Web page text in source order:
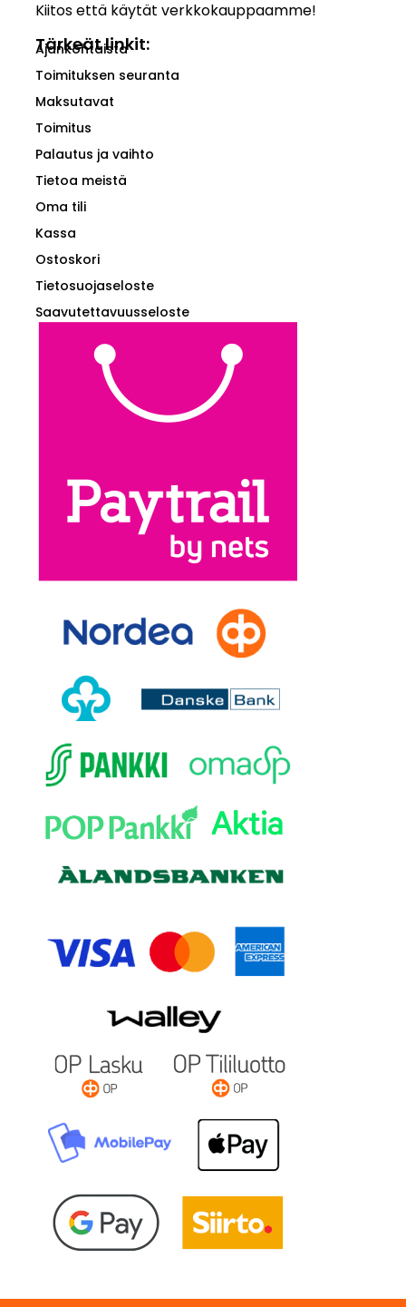
Kiitos että käytät verkkokauppaamme!
Tärkeät linkit:
Ajankohtaista
Toimituksen seuranta
Maksutavat
Toimitus
Palautus ja vaihto
Tietoa meistä
Oma tili
Kassa
Ostoskori
Tietosuojaseloste
Saavutettavuusseloste